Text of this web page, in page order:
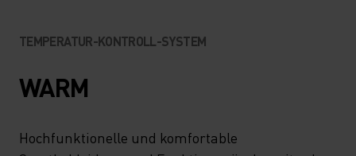
TEMPERATUR-KONTROLL-SYSTEM
WARM
Hochfunktionelle und komfortable